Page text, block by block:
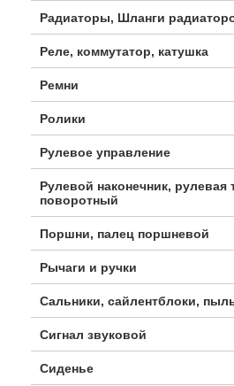
Радиаторы, Шланги
Реле, коммутатор, катушка
Ремни
Ролики
Рулевое управление
Рулевой наконечник, рулевая
поворотный
Поршни, палец поршневой
Рычаги и ручки
Сальники, сайлентблоки,
Сигнал звуковой
Сиденье